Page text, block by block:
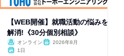
【WEB開催】就職活動の悩みを
解消!《30分個別相談》
オンライン
2026年8月
1日